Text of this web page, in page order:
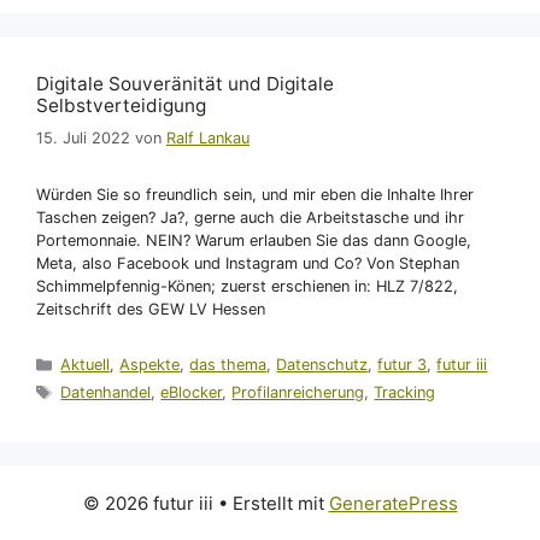
Digitale Souveränität und Digitale
Selbstverteidigung
15. Juli 2022 von Ralf Lankau
Würden Sie so freundlich sein, und mir eben die Inhalte Ihrer
Taschen zeigen? Ja?, gerne auch die Arbeitstasche und ihr
Portemonnaie. NEIN? Warum erlauben Sie das dann Google,
Meta, also Facebook und Instagram und Co? Von Stephan
Schimmelpfennig-Könen; zuerst erschienen in: HLZ 7/822,
Zeitschrift des GEW LV Hessen
Kategorien
Aktuell,Aspekte,das thema, Datenschutz,futur 3,futur iii
Schlagwörter
Datenhandel,eBlocker, Profilanreicherung,Tracking
© 2026 futur iii • Erstellt mit GeneratePress